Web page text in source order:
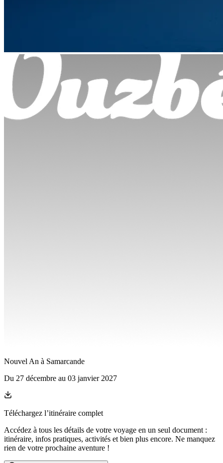
Nouvel An à Samarcande
Du 27 décembre au 03 janvier 2027
Téléchargez l’itinéraire complet
Accédez à tous les détails de votre voyage en un seul document :
itinéraire, infos pratiques, activités et bien plus encore. Ne manquez
rien de votre prochaine aventure !